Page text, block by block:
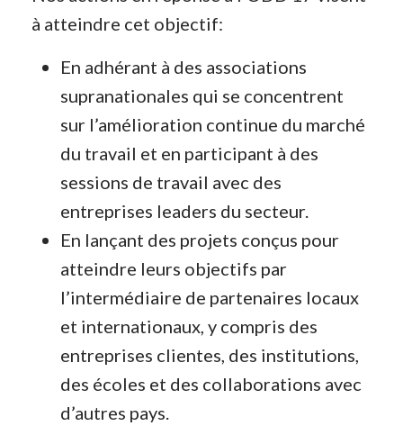
à atteindre cet objectif:
En adhérant à des associations
supranationales qui se concentrent
sur l’amélioration continue du marché
du travail et en participant à des
sessions de travail avec des
entreprises leaders du secteur.
En lançant des projets conçus pour
atteindre leurs objectifs par
l’intermédiaire de partenaires locaux
et internationaux, y compris des
entreprises clientes, des institutions,
des écoles et des collaborations avec
d’autres pays.